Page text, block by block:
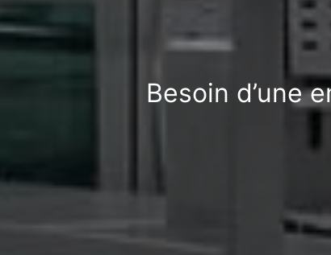
Besoin d’une